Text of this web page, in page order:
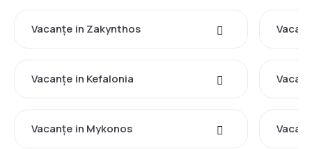
Vacanţe in Zakynthos
Vacanţe in Kefalonia
Vacanţe in Mykonos